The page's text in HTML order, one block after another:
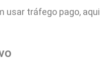
usar tráfego pago, aqui